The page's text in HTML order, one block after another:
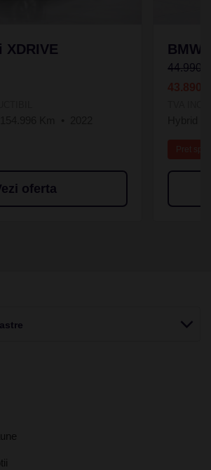
XDRIVE
oferta
BMW
44.990 €
43.890 €
Pret